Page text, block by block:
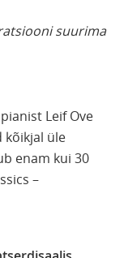
suurima
Leif Ove
kõikjal üle
enam kui 30
–